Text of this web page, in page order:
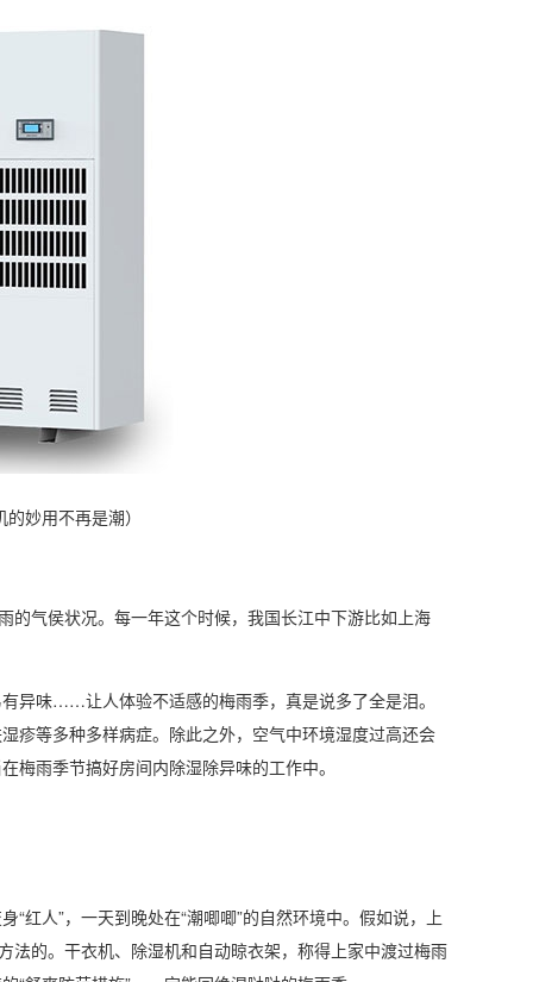
妙用不再是潮）
气侯状况。每一年这个时候，我国长江中下游比如上海
味……让人体验不适感的梅雨季，真是说多了全是泪。
湿疹等多种多样病症。除此之外，空气中环境湿度过高还会
梅雨季节搞好房间内除湿除异味的工作中。
人”，一天到晚处在“潮唧唧”的自然环境中。假如说，上
的。 干衣机、 除湿机和自动晾衣架，称得上家中渡过梅雨